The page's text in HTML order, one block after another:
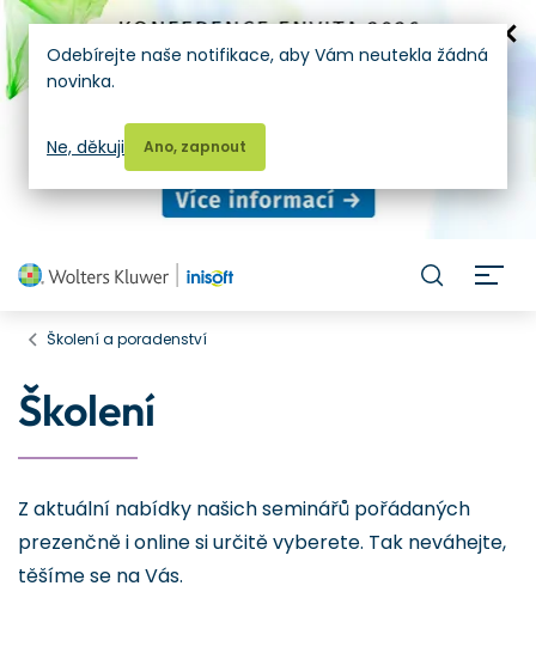
Školení a poradenství
Školení
Z aktuální nabídky našich seminářů pořádaných
prezenčně i online si určitě vyberete. Tak neváhejte,
těšíme se na Vás.
Odebírejte naše notifikace, aby Vám neutekla žádná
novinka.
Ano, zapnout
Ne, děkuji